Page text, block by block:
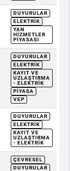
DUYURULAR
ELEKTRIK
YAN
HIZMETLER
PIYASASI
DUYURULAR
ELEKTRIK
KAYIT VE
UZLAŞTIRMA
- ELEKTRIK
PIYASA
VEP
DUYURULAR
ELEKTRIK
KAYIT VE
UZLAŞTIRMA
- ELEKTRIK
ÇEVRESEL
DUYURULAR